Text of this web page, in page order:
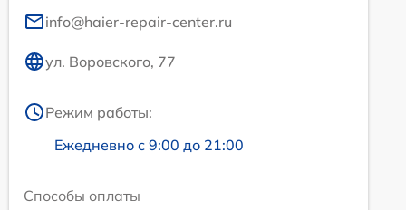
info@haier-repair-center.ru
ул. Воровского, 77
Режим работы:
Ежедневно с 9:00 до 21:00
Способы оплаты